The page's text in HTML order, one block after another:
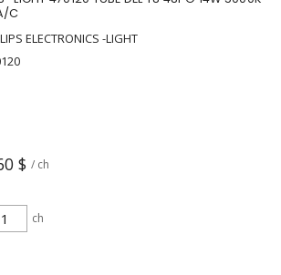
C
ELECTRONICS -LIGHT
$ / ch
ch